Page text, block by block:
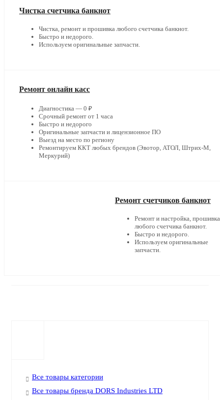
Чистка счетчика банкнот
Чистка, ремонт и прошивка любого счетчика банкнот.
Быстро и недорого.
Используем оригинальные запчасти.
Ремонт онлайн касс
Диагностика — 0 ₽
Срочный ремонт от 1 часа
Быстро и недорого
Оригинальные запчасти и лицензионное ПО
Выезд на место по региону
Ремонтируем ККТ любых брендов (Эвотор, АТОЛ, Штрих-М,
Меркурий)
Ремонт счетчиков банкнот
Ремонт и настройка, прошивка
любого счетчика банкнот.
Быстро и недорого.
Используем оригинальные
запчасти.
Все товары категории
Все товары бренда DORS Industries LTD